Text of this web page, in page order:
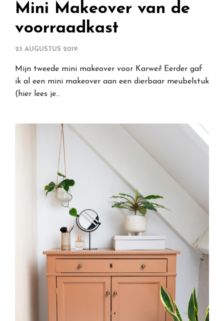
Mini Makeover van de
voorraadkast
23 AUGUSTUS 2019
Mijn tweede mini makeover voor Karwei! Eerder gaf
ik al een mini makeover aan een dierbaar meubelstuk
(hier lees je…